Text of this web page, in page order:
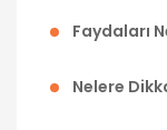
Faydaları
Direncin
Nelere